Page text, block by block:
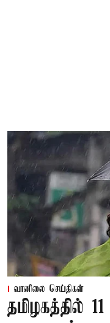
வானிலை செய்திகள்
தமிழகத்தில்